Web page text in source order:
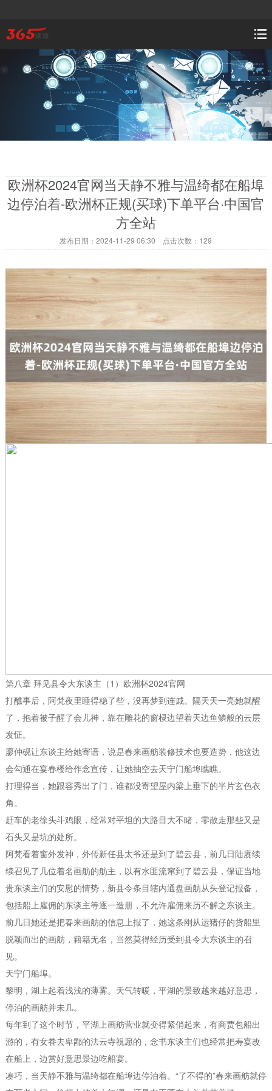
欧洲杯2024官网当天静不雅与温绮都在船埠
边停泊着-欧洲杯正规(买球)下单平台·中国官
方全站
发布日期：2024-11-29 06:30 点击次数：129
第八章 拜见县令大东谈主（1）欧洲杯2024官网
打醮事后，阿梵夜里睡得稳了些，没再梦到连戚。隔天天一亮她就醒
了，抱着被子醒了会儿神，靠在雕花的窗棂边望着天边鱼鳞般的云层
发怔。
廖仲砚让东谈主给她寄语，说是春来画舫装修技术也要造势，他这边
会勾通在宴春楼给作念宣传，让她抽空去天宁门船埠瞧瞧。
打理得当，她跟容秀出了门，谁都没寄望屋内梁上垂下的半片玄色衣
角。
赶车的老徐头斗鸡眼，经常对平坦的大路目大不睹，零散走那些又是
石头又是坑的处所。
阿梵看着窗外发神，外传新任县太爷还是到了碧云县，前几日陆赓续
续召见了几位着名画舫的舫主，以有水匪流窜到了碧云县，保证当地
贵东谈主们的安慰的情势，新县令条目辖内通盘画舫从头登记报备，
包括船上雇佣的东谈主等逐一造册，不允许雇佣来历不解之东谈主。
前几日她还是把春来画舫的信息上报了，她这条刚从运猪仔的货船里
脱颖而出的画舫，籍籍无名，当然莫得经历受到县令大东谈主的召
见。
天宁门船埠。
黎明，湖上起着浅浅的薄雾。天气转暖，平湖的景致越来越好意思，
停泊的画舫并未几。
每年到了这个时节，平湖上画舫营业就变得紧俏起来，有商贾包船出
游的，有女眷去卑鄙的法云寺祝愿的，念书东谈主们也经常把寿宴改
在船上，边赏好意思景边吃船宴。
凑巧，当天静不雅与温绮都在船埠边停泊着。“了不得的”春来画舫就停